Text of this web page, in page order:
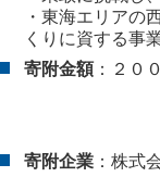
・東海エリアの
くりに資する事
寄附金額：２０
寄附企業：株式